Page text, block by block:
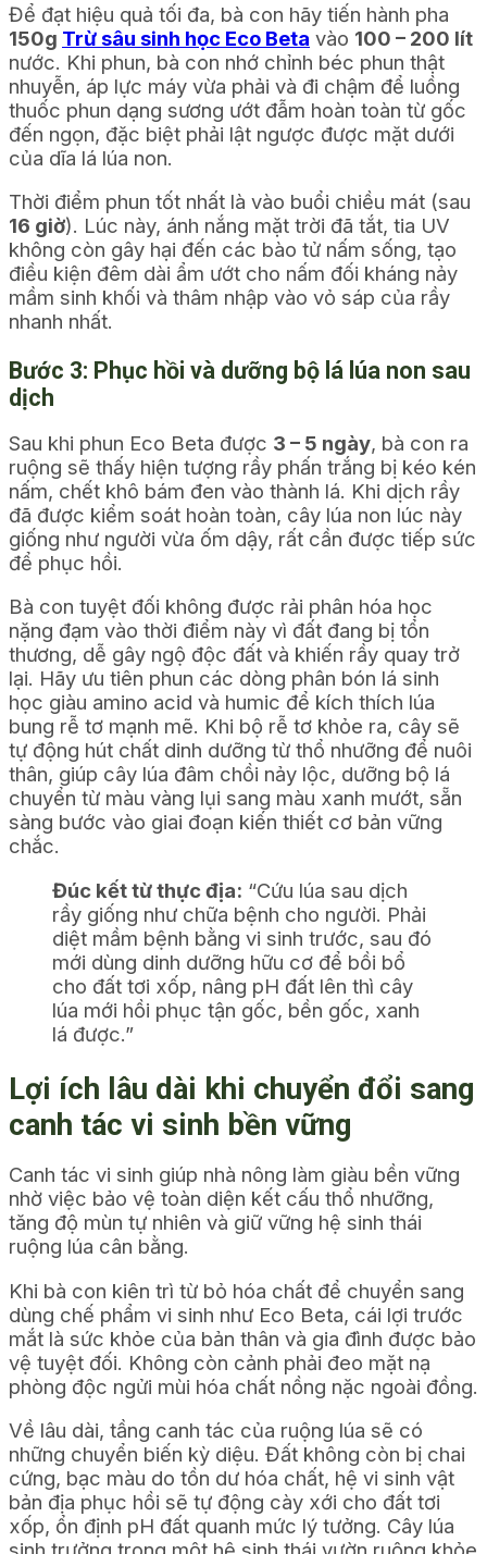
Để đạt hiệu quả tối đa, bà con hãy tiến hành pha
150g Trừ sâu sinh học Eco Beta vào 100 – 200 lít
nước. Khi phun, bà con nhớ chỉnh béc phun thật
nhuyễn, áp lực máy vừa phải và đi chậm để luồng
thuốc phun dạng sương ướt đẫm hoàn toàn từ gốc
đến ngọn, đặc biệt phải lật ngược được mặt dưới
của dĩa lá lúa non.
Thời điểm phun tốt nhất là vào buổi chiều mát (sau
16 giờ). Lúc này, ánh nắng mặt trời đã tắt, tia UV
không còn gây hại đến các bào tử nấm sống, tạo
điều kiện đêm dài ẩm ướt cho nấm đối kháng nảy
mầm sinh khối và thâm nhập vào vỏ sáp của rầy
nhanh nhất.
Bước 3: Phục hồi và dưỡng bộ lá lúa non sau
dịch
Sau khi phun Eco Beta được 3 – 5 ngày, bà con ra
ruộng sẽ thấy hiện tượng rầy phấn trắng bị kéo kén
nấm, chết khô bám đen vào thành lá. Khi dịch rầy
đã được kiểm soát hoàn toàn, cây lúa non lúc này
giống như người vừa ốm dậy, rất cần được tiếp sức
để phục hồi.
Bà con tuyệt đối không được rải phân hóa học
nặng đạm vào thời điểm này vì đất đang bị tổn
thương, dễ gây ngộ độc đất và khiến rầy quay trở
lại. Hãy ưu tiên phun các dòng phân bón lá sinh
học giàu amino acid và humic để kích thích lúa
bung rễ tơ mạnh mẽ. Khi bộ rễ tơ khỏe ra, cây sẽ
tự động hút chất dinh dưỡng từ thổ nhưỡng để nuôi
thân, giúp cây lúa đâm chồi nảy lộc, dưỡng bộ lá
chuyển từ màu vàng lụi sang màu xanh mướt, sẵn
sàng bước vào giai đoạn kiến thiết cơ bản vững
chắc.
Đúc kết từ thực địa: “Cứu lúa sau dịch
rầy giống như chữa bệnh cho người. Phải
diệt mầm bệnh bằng vi sinh trước, sau đó
mới dùng dinh dưỡng hữu cơ để bồi bổ
cho đất tơi xốp, nâng pH đất lên thì cây
lúa mới hồi phục tận gốc, bền gốc, xanh
lá được.”
Lợi ích lâu dài khi chuyển đổi sang
canh tác vi sinh bền vững
Canh tác vi sinh giúp nhà nông làm giàu bền vững
nhờ việc bảo vệ toàn diện kết cấu thổ nhưỡng,
tăng độ mùn tự nhiên và giữ vững hệ sinh thái
ruộng lúa cân bằng.
Khi bà con kiên trì từ bỏ hóa chất để chuyển sang
dùng chế phẩm vi sinh như Eco Beta, cái lợi trước
mắt là sức khỏe của bản thân và gia đình được bảo
vệ tuyệt đối. Không còn cảnh phải đeo mặt nạ
phòng độc ngửi mùi hóa chất nồng nặc ngoài đồng.
Về lâu dài, tầng canh tác của ruộng lúa sẽ có
những chuyển biến kỳ diệu. Đất không còn bị chai
cứng, bạc màu do tồn dư hóa chất, hệ vi sinh vật
bản địa phục hồi sẽ tự động cày xới cho đất tơi
xốp, ổn định pH đất quanh mức lý tưởng. Cây lúa